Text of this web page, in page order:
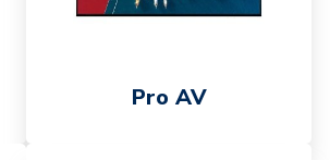
Pro AV